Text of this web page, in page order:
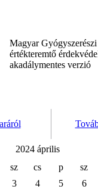
Magyar
értékteremtő
akadálymentes verzió
2024 április
sz cs p
sz
3 4 5
6